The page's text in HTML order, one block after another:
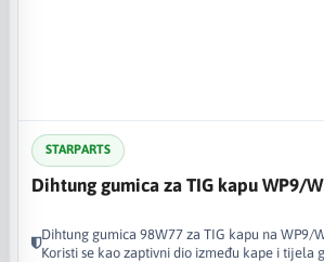
STARPARTS
Dihtung gumica za TIG kapu WP9/
Dihtung gumica 98W77 za TIG kapu na WP9/
Koristi se kao zaptivni dio između kape i tijela